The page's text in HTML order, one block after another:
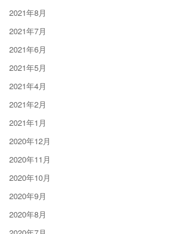
2021年8月
2021年7月
2021年6月
2021年5月
2021年4月
2021年2月
2021年1月
2020年12月
2020年11月
2020年10月
2020年9月
2020年8月